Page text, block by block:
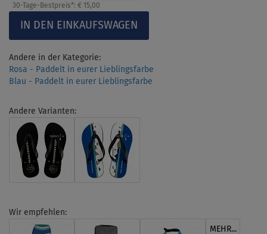
30-Tage-Bestpreis*: € 15,00
Andere in der Kategorie:
Rosa - Paddelt in eurer Lieblingsfarbe
Blau - Paddelt in eurer Lieblingsfarbe
Andere Varianten:
Wir empfehlen:
MEHR...